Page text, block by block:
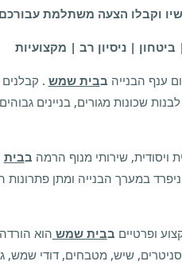
וקבלו הצעה משתלמת עבורכם
| ניסיון רב | מקצועיות
ענף הבנייה בבית שמש .
שכונות מגורים, בניינים גבוהים
שירותי מנוף הרמה בבית
במערך הבנייה ומתן פתרונות
ופרטיים בבית שמש הוא הורדה
סניטרים, שיש, מטבחים, דודי שמש,